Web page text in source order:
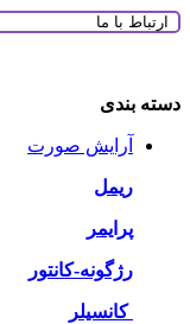
ارتباط با ما
دسته بندی
آرایش صورت
ریمل
پرایمر
رژگونه-کانتور
کانسیلر